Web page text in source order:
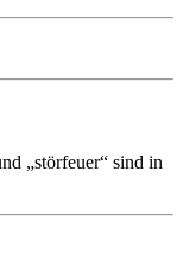
„störfeuer“ sind in